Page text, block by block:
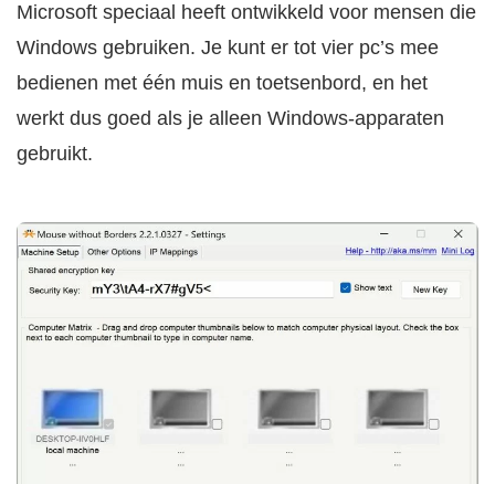
Microsoft speciaal heeft ontwikkeld voor mensen die
Windows gebruiken. Je kunt er tot vier pc’s mee
bedienen met één muis en toetsenbord, en het
werkt dus goed als je alleen Windows-apparaten
gebruikt.